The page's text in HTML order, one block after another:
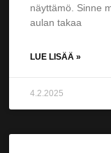
näyttämö. Sinne
aulan takaa
LUE LISÄÄ »
4.2.2025